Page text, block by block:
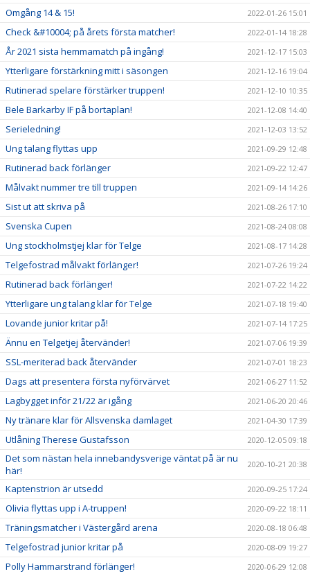
Omgång 14 & 15! 2022-01-26 15:01
Check &#10004; på årets första matcher! 2022-01-14 18:28
År 2021 sista hemmamatch på ingång! 2021-12-17 15:03
Ytterligare förstärkning mitt i säsongen 2021-12-16 19:04
Rutinerad spelare förstärker truppen! 2021-12-10 10:35
Bele Barkarby IF på bortaplan! 2021-12-08 14:40
Serieledning! 2021-12-03 13:52
Ung talang flyttas upp 2021-09-29 12:48
Rutinerad back förlänger 2021-09-22 12:47
Målvakt nummer tre till truppen 2021-09-14 14:26
Sist ut att skriva på 2021-08-26 17:10
Svenska Cupen 2021-08-24 08:08
Ung stockholmstjej klar för Telge 2021-08-17 14:28
Telgefostrad målvakt förlänger! 2021-07-26 19:24
Rutinerad back förlänger! 2021-07-22 14:22
Ytterligare ung talang klar för Telge 2021-07-18 19:40
Lovande junior kritar på! 2021-07-14 17:25
Ännu en Telgetjej återvänder! 2021-07-06 19:39
SSL-meriterad back återvänder 2021-07-01 18:23
Dags att presentera första nyförvärvet 2021-06-27 11:52
Lagbygget inför 21/22 är igång 2021-06-20 20:46
Ny tränare klar för Allsvenska damlaget 2021-04-30 17:39
Utlåning Therese Gustafsson 2020-12-05 09:18
Det som nästan hela innebandysverige väntat på är nu
här!
2020-10-21 20:38
Kaptenstrion är utsedd 2020-09-25 17:24
Olivia flyttas upp i A-truppen! 2020-09-22 18:11
Träningsmatcher i Västergård arena 2020-08-18 06:48
Telgefostrad junior kritar på 2020-08-09 19:27
Polly Hammarstrand förlänger! 2020-06-29 12:08